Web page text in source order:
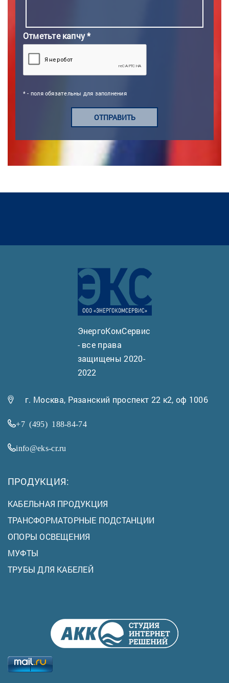
Отметьте капчу *
* - поля обязательны для заполнения
ОТПРАВИТЬ
ЭнергоКомСервис
- все права
защищены 2020-
2022
г. Москва, Рязанский проспект 22 к2, оф 1006
+7 (495) 188-84-74
info@eks-cr.ru
ПРОДУКЦИЯ:
КАБЕЛЬНАЯ ПРОДУКЦИЯ
ТРАНСФОРМАТОРНЫЕ ПОДСТАНЦИИ
ОПОРЫ ОСВЕЩЕНИЯ
МУФТЫ
ТРУБЫ ДЛЯ КАБЕЛЕЙ